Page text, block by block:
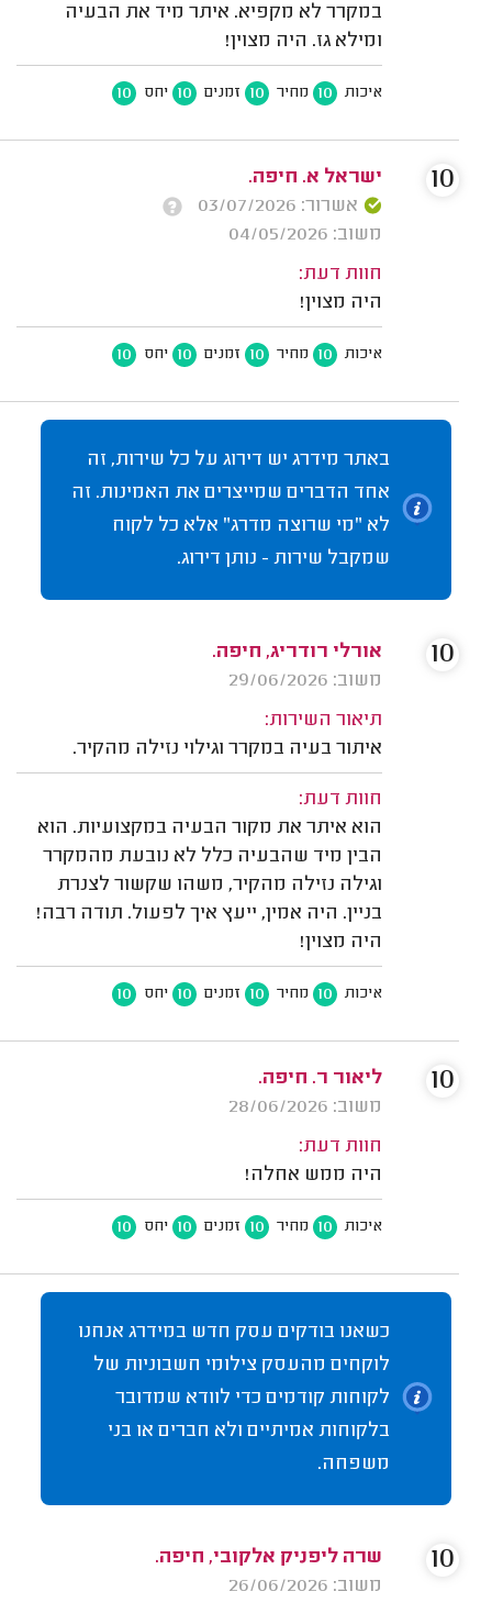
במקרר לא מקפיא. איתר מיד את הבעיה
ומילא גז. היה מצוין!
איכות 10 מחיר 10 זמנים 10 יחס 10
ישראל א. חיפה.
אשרור: 03/07/2026
משוב: 04/05/2026
חוות דעת:
היה מצוין!
איכות 10 מחיר 10 זמנים 10 יחס 10
10
באתר מידרג יש דירוג על כל שירות, זה
אחד הדברים שמייצרים את האמינות. זה
לא "מי שרוצה מדרג" אלא כל לקוח
שמקבל שירות - נותן דירוג.
אורלי רודריג, חיפה.
משוב: 29/06/2026
תיאור השירות:
איתור בעיה במקרר וגילוי נזילה מהקיר.
חוות דעת:
הוא איתר את מקור הבעיה במקצועיות. הוא
הבין מיד שהבעיה כלל לא נובעת מהמקרר
וגילה נזילה מהקיר, משהו שקשור לצנרת
בניין. היה אמין, ייעץ איך לפעול. תודה רבה!
היה מצוין!
איכות 10 מחיר 10 זמנים 10 יחס 10
10
ליאור ר. חיפה.
משוב: 28/06/2026
חוות דעת:
היה ממש אחלה!
איכות 10 מחיר 10 זמנים 10 יחס 10
10
כשאנו בודקים עסק חדש במידרג אנחנו
לוקחים מהעסק צילומי חשבוניות של
לקוחות קודמים כדי לוודא שמדובר
בלקוחות אמיתיים ולא חברים או בני
משפחה.
שרה ליפניק אלקובי, חיפה.
משוב: 26/06/2026
10